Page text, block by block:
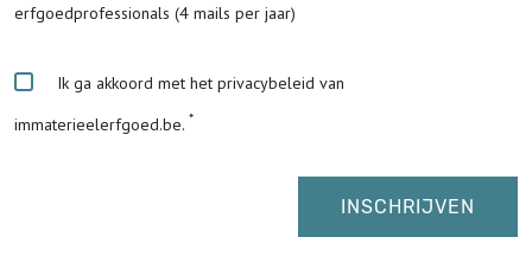
erfgoedprofessionals (4 mails per jaar)
Ik ga akkoord met het privacybeleid van
immaterieelerfgoed.be.